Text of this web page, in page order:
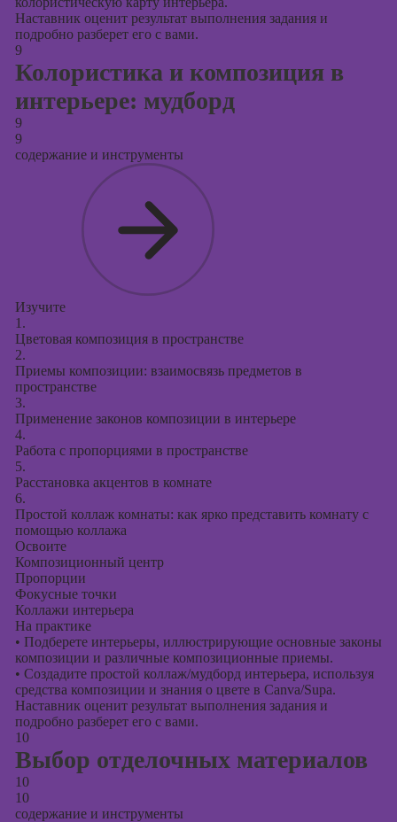
Наставник оценит результат выполнения задания и
подробно разберет его с вами.
9
Колористика и композиция в
интерьере: мудборд
9
9
содержание и инструменты
Изучите
1.
Цветовая композиция в пространстве
2.
Приемы композиции: взаимосвязь предметов в
пространстве
3.
Применение законов композиции в интерьере
4.
Работа с пропорциями в пространстве
5.
Расстановка акцентов в комнате
6.
Простой коллаж комнаты: как ярко представить комнату с
помощью коллажа
Освоите
Композиционный центр
Пропорции
Фокусные точки
Коллажи интерьера
На практике
• Подберете интерьеры, иллюстрирующие основные законы
композиции и различные композиционные приемы.
• Создадите простой коллаж/мудборд интерьера, используя
средства композиции и знания о цвете в Canva/Supa.
Наставник оценит результат выполнения задания и
подробно разберет его с вами.
10
Выбор отделочных материалов
10
10
содержание и инструменты